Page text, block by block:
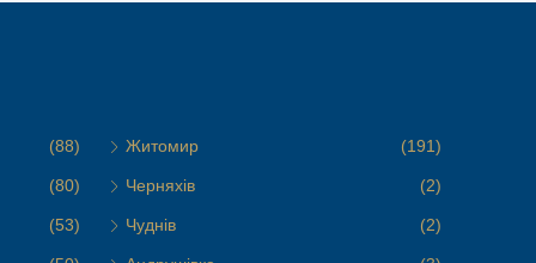
(88)
(80)
(53)
Житомир (191)
Черняхів (2)
Чуднів (2)